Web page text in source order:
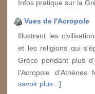
Infos pratique sur la
Vues de l'Acropole
Illustrant les
et les religions qui
Grèce pendant plus
l'Acropole d'Athènes
savoir plus...]